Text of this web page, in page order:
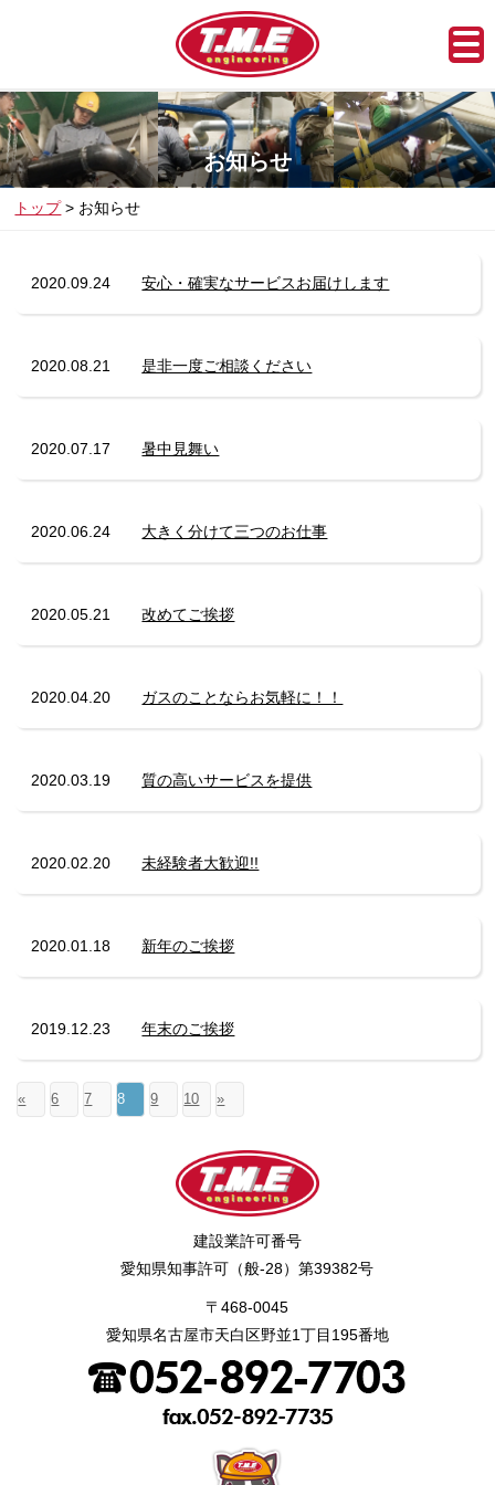
お知らせ
トップ お知らせ
2020.09.24 安心・確実なサービスお届けします
2020.08.21 是非一度ご相談ください
2020.07.17 暑中見舞い
2020.06.24 大きく分けて三つのお仕事
2020.05.21 改めてご挨拶
2020.04.20 ガスのことならお気軽に！！
2020.03.19 質の高いサービスを提供
2020.02.20 未経験者大歓迎!!
2020.01.18 新年のご挨拶
2019.12.23 年末のご挨拶
« 6 7 8 9 10 »
建設業許可番号
愛知県知事許可（般-28）第39382号
〒468-0045
愛知県名古屋市天白区野並1丁目195番地